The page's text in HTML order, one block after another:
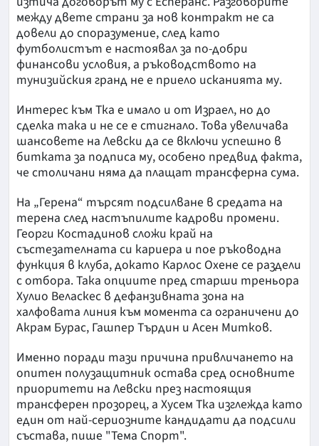
между двете страни за нов контракт не са
довели до споразумение, след като
футболистът е настоявал за по-добри
финансови условия, а ръководството на
тунизийския гранд не е приело исканията му.
Интерес към Тка е имало и от Израел, но до
сделка така и не се е стигнало. Това увеличава
шансовете на Левски да се включи успешно в
битката за подписа му, особено предвид факта,
че столичани няма да плащат трансферна сума.
На „Герена“ търсят подсилване в средата на
терена след настъпилите кадрови промени.
Георги Костадинов сложи край на
състезателната си кариера и пое ръководна
функция в клуба, докато Карлос Охене се раздели
с отбора. Така опциите пред старши треньора
Хулио Веласкес в дефанзивната зона на
халфовата линия към момента са ограничени до
Акрам Бурас, Гашпер Търдин и Асен Митков.
Именно поради тази причина привличането на
опитен полузащитник остава сред основните
приоритети на Левски през настоящия
трансферен прозорец, а Хусем Тка изглежда като
един от най-сериозните кандидати да подсили
състава, пише "Тема Спорт".